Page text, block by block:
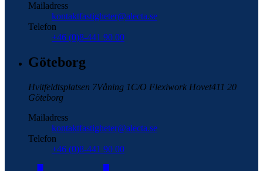
Mailadress
kontaktfastigheter@alecta.se
Telefon
+46 (0)8-441 90 00
Göteborg
Hvitfeldtsplatsen 7Våning 1C/O Flexiwork Hovet411 20
Göteborg
Mailadress
kontaktfastigheter@alecta.se
Telefon
+46 (0)8-441 90 00